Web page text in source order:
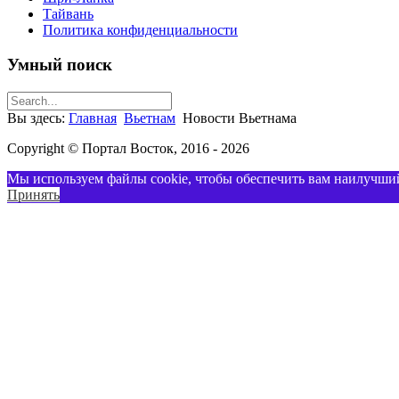
Тайвань
Политика конфиденциальности
Умный поиск
Вы здесь: Главная Вьетнам Новости Вьетнама
Copyright © Портал Восток, 2016 - 2026
Мы используем файлы cookie, чтобы обеспечить вам
Принять